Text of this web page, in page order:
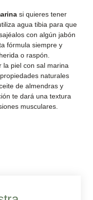
si quieres tener
agua tibia para que
con algún jabón
fórmula siempre y
o raspón.
la piel con sal marina
naturales
de almendras y
te dará una textura
musculares.